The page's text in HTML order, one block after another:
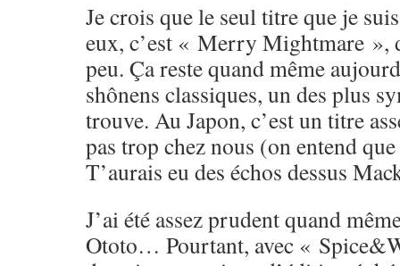
Je crois que le seul titre que je
eux, c’est « Merry Mightmare »,
peu. Ça reste quand même
shônens classiques, un des plus
trouve. Au Japon, c’est un titre
pas trop chez nous (on entend
T’aurais eu des échos dessus
J’ai été assez prudent quand
Ototo… Pourtant, avec «